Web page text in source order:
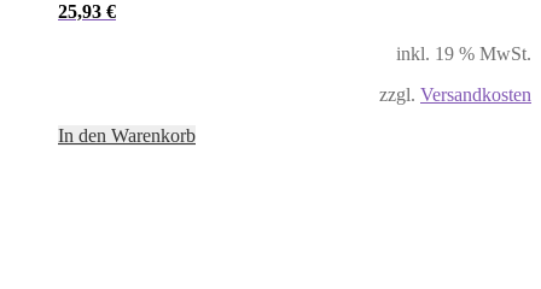
25,93 €
inkl. 19 % MwSt.
zzgl. Versandkosten
In den Warenkorb